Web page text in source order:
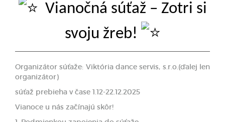
Vianočná súťaž – Zotri si
svoju žreb!
Organizátor súťaže: Viktória dance servis, s.r.o.(ďalej len
organizátor)
súťaž prebieha v čase 1.12-22.12.2025
Vianoce u nás začínajú skôr!